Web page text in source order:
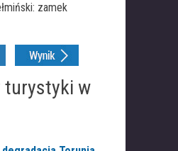
zamek
turystyki w